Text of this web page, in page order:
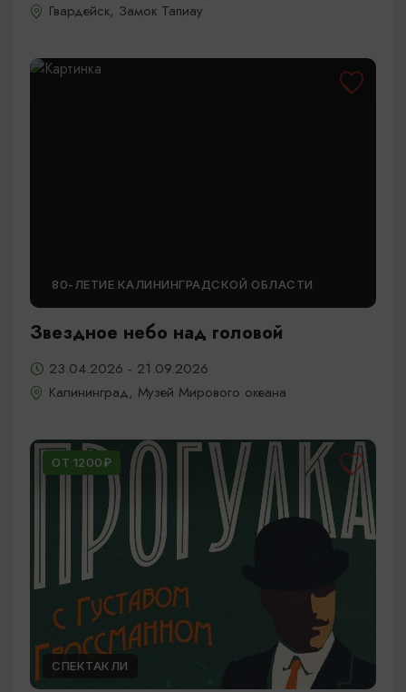
Гвардейск, Замок Тапиау
80-ЛЕТИЕ КАЛИНИНГРАДСКОЙ ОБЛАСТИ
Звездное небо над головой
23.04.2026 - 21.09.2026
Калининград, Музей Мирового океана
ОТ 1200₽
СПЕКТАКЛИ